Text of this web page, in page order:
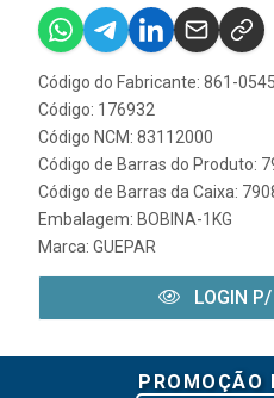
Código do Fabricante: 861-
Código: 176932
Código NCM: 83112000
Código de Barras do Produto:
Código de Barras da Caixa:
Embalagem: BOBINA-1KG
Marca: GUEPAR
LOGIN
PROMOÇÃO